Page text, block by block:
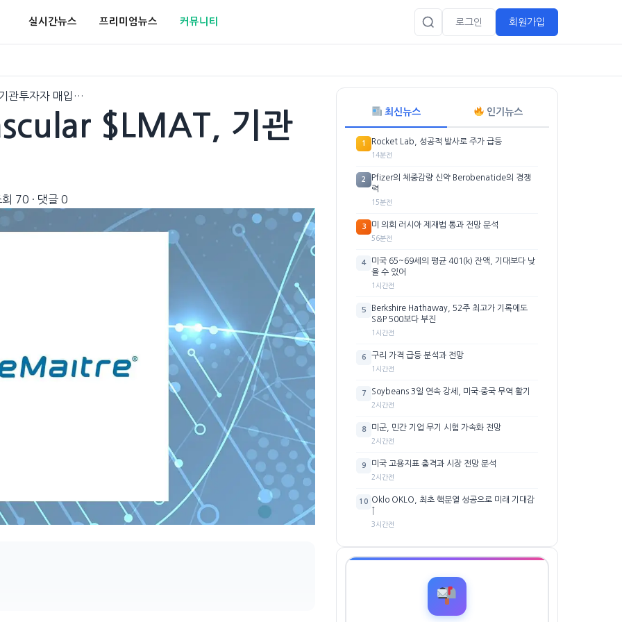
실시간뉴스 프리미엄뉴스 커뮤니티 로그인 회원가입
관투자자 매입…
$LMAT, 기관
회 70 · 댓글 0
최신뉴스 인기뉴스
1 Rocket Lab, 성공적 발사로 주가 급등
14분전
2
Pfizer의 체중감량 신약 Berobenatide의 경쟁
력
15분전
3 미 의회 러시아 제재법 통과 전망 분석
56분전
4
미국 65~69세의 평균 401(k) 잔액, 기대보다 낮
을 수 있어
1시간전
5
Berkshire Hathaway, 52주 최고가 기록에도
S&P 500보다 부진
1시간전
6 구리 가격 급등 분석과 전망
1시간전
7 Soybeans 3일 연속 강세, 미국·중국 무역 활기
2시간전
8 미군, 민간 기업 무기 시험 가속화 전망
2시간전
9 미국 고용지표 충격과 시장 전망 분석
2시간전
10 Oklo OKLO, 최초 핵분열 성공으로 미래 기대감
↑
3시간전